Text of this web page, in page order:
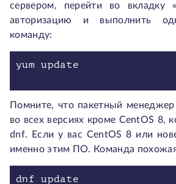
сервером, перейти во вкладку
авторизацию и выполнить
команду:
Помните, что пакетный менеджер
во всех версиях кроме CentOS 8,
dnf. Если у вас CentOS 8 или
именно этим ПО. Команда